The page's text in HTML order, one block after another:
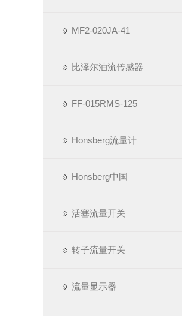
MF2-020JA-41
比泽尔油流传感器
FF-015RMS-125
Honsberg流量计
Honsberg中国
活塞流量开关
转子流量开关
流量显示器